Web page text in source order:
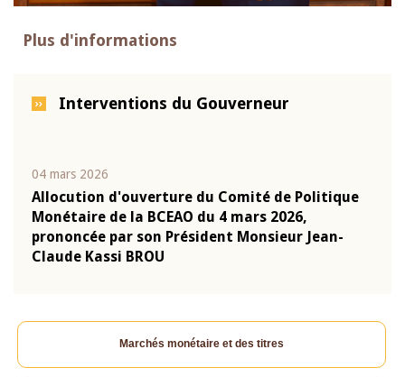
Plus d'informations
Interventions du Gouverneur
04 mars 2026
Allocution d'ouverture du Comité de Politique
Monétaire de la BCEAO du 4 mars 2026,
prononcée par son Président Monsieur Jean-
Claude Kassi BROU
Marchés monétaire et des titres